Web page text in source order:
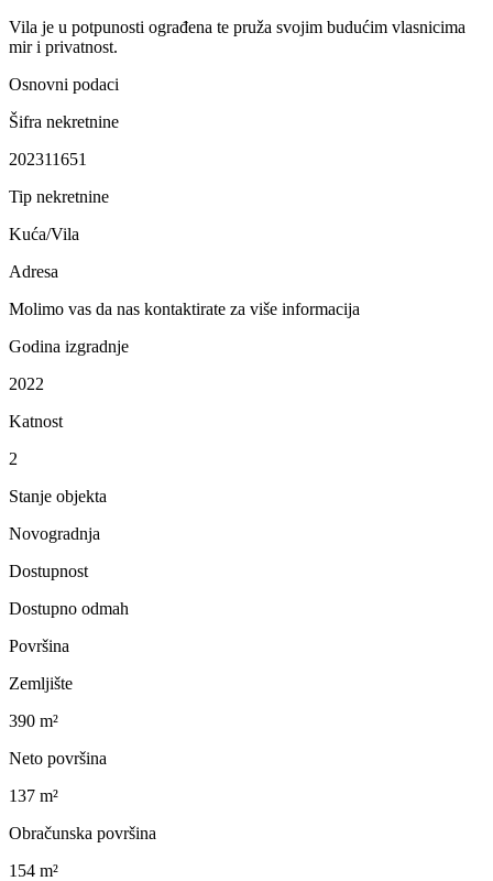
Vila je u potpunosti ograđena te pruža svojim budućim vlasnicima
mir i privatnost.
Osnovni podaci
Šifra nekretnine
202311651
Tip nekretnine
Kuća/Vila
Adresa
Molimo vas da nas kontaktirate za više informacija
Godina izgradnje
2022
Katnost
2
Stanje objekta
Novogradnja
Dostupnost
Dostupno odmah
Površina
Zemljište
390 m²
Neto površina
137 m²
Obračunska površina
154 m²